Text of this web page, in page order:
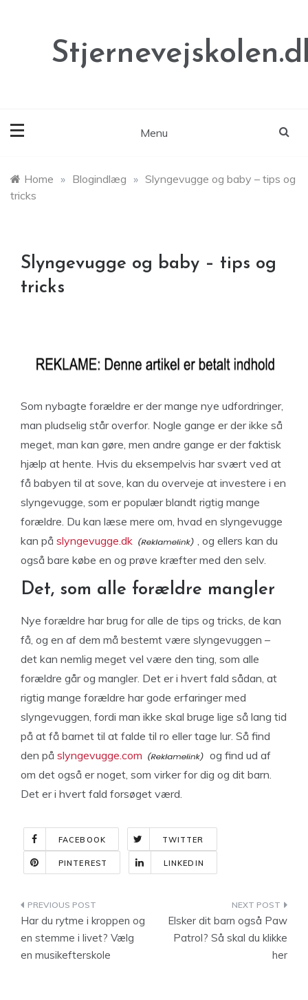
Menu
Home » Blogindlæg » Slyngevugge og baby – tips og
tricks
Slyngevugge og baby – tips og
tricks
Som nybagte forældre er der mange nye udfordringer,
man pludselig står overfor. Nogle gange er der ikke så
meget, man kan gøre, men andre gange er der faktisk
hjælp at hente. Hvis du eksempelvis har svært ved at
få babyen til at sove, kan du overveje at investere i en
slyngevugge, som er populær blandt rigtig mange
forældre. Du kan læse mere om, hvad en slyngevugge
kan på slyngevugge.dk
, og ellers kan du
også bare købe en og prøve kræfter med den selv.
Det, som alle forældre mangler
Nye forældre har brug for alle de tips og tricks, de kan
få, og en af dem må bestemt være slyngevuggen –
det kan nemlig meget vel være den ting, som alle
forældre går og mangler. Det er i hvert fald sådan, at
rigtig mange forældre har gode erfaringer med
slyngevuggen, fordi man ikke skal bruge lige så lang tid
på at få barnet til at falde til ro eller tage lur. Så find
den på slyngevugge.com
og find ud af
om det også er noget, som virker for dig og dit barn.
Det er i hvert fald forsøget værd.
FACEBOOK TWITTER
PINTEREST LINKEDIN
Indlægsnavigation
Har du rytme i kroppen og
en stemme i livet? Vælg
en musikefterskole
Elsker dit barn også Paw
Patrol? Så skal du klikke
her